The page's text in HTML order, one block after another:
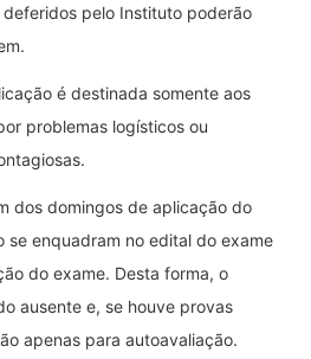
pelo Instituto poderão
é destinada somente aos
problemas logísticos ou
dos domingos de aplicação do
se enquadram no edital do exame
do exame. Desta forma, o
ausente e, se houve provas
apenas para autoavaliação.